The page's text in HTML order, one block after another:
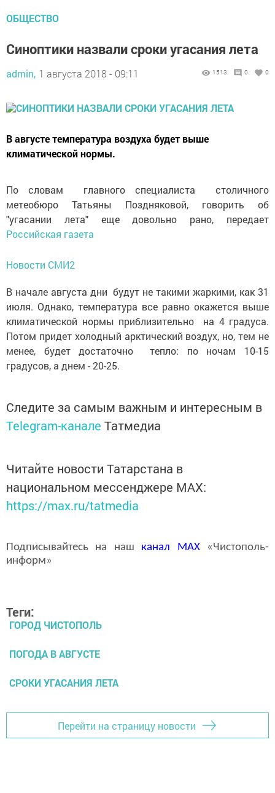
ОБЩЕСТВО
Синоптики назвали сроки угасания лета
admin, 1 августа 2018 - 09:11 1513 0 0
В августе температура воздуха будет выше
климатической нормы.
По словам главного специалиста столичного
метеобюро Татьяны Поздняковой, говорить об
"угасании лета" еще довольно рано, передает
Российская газета
Новости СМИ2
В начале августа дни будут не такими жаркими, как 31
июля. Однако, температура все равно окажется выше
климатической нормы приблизительно на 4 градуса.
Потом придет холодный арктический воздух, но, тем не
менее, будет достаточно тепло: по ночам 10-15
градусов, а днем - 20-25.
Следите за самым важным и интересным в
Telegram-канале Татмедиа
Читайте новости Татарстана в
национальном мессенджере MАХ:
https://max.ru/tatmedia
Подписывайтесь на наш канал MAX«Чистополь-
информ»
Теги:
ГОРОД ЧИСТОПОЛЬ
ПОГОДА В АВГУСТЕ
СРОКИ УГАСАНИЯ ЛЕТА
Перейти на страницу новости